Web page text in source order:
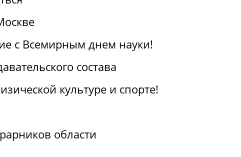
с Всемирным днем науки!
состава
культуре и спорте!
области